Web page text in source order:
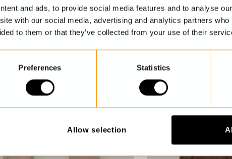
and ads, to provide social media features and to analyse
with our social media, advertising and analytics partners
to them or that they’ve collected from your use of their
Preferences Statistics
Allow selection